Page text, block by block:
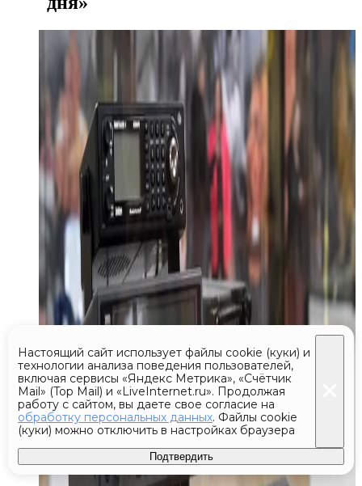
Настоящий сайт использует файлы cookie (куки) и
технологии анализа поведения пользователей,
включая сервисы «Яндекс Метрика», «Счётчик
Mail» (Top Mail) и «LiveInternet.ru». Продолжая
работу с сайтом, вы даете свое согласие на
обработку персональных данных. Файлы cookie
(куки) можно отключить в настройках браузера
Подтвердить